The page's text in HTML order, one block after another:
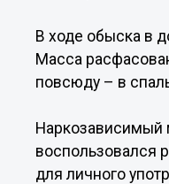
В ходе обыска в
Масса
повсюду – в
Наркозависимый
воспользовался
для личного